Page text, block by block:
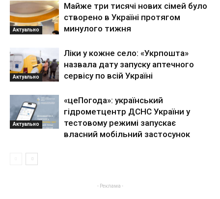
Актуально
Майже три тисячі нових сімей було
створено в Україні протягом
минулого тижня
Актуально
Ліки у кожне село: «Укрпошта»
назвала дату запуску аптечного
сервісу по всій Україні
Актуально
«цеПогода»: український
гідрометцентр ДСНС України у
тестовому режимі запускає
власний мобільний застосунок
- Реклама -